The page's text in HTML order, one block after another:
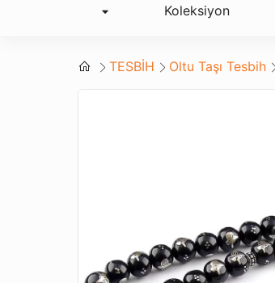
Koleksiyon
TESBİH Oltu Taşı Tesbih